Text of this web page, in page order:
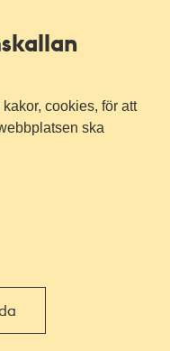
cookies, för att
ska